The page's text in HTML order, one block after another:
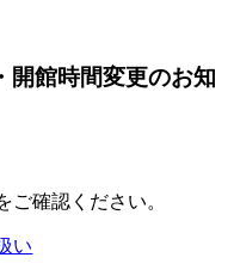
開館時間変更のお知
ご確認ください。
い